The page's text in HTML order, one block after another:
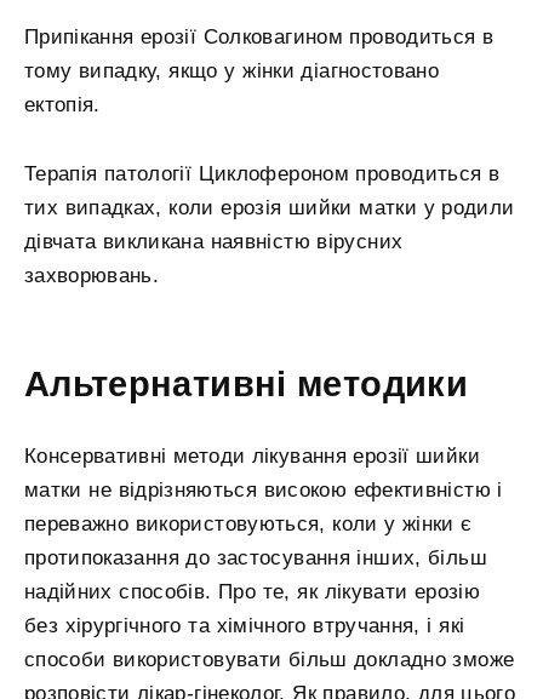
Припікання ерозії Солковагином проводиться в
тому випадку, якщо у жінки діагностовано
ектопія.
Терапія патології Циклофероном проводиться в
тих випадках, коли ерозія шийки матки у родили
дівчата викликана наявністю вірусних
захворювань.
Альтернативні методики
Консервативні методи лікування ерозії шийки
матки не відрізняються високою ефективністю і
переважно використовуються, коли у жінки є
протипоказання до застосування інших, більш
надійних способів. Про те, як лікувати ерозію
без хірургічного та хімічного втручання, і які
способи використовувати більш докладно зможе
розповісти лікар-гінеколог. Як правило, для цього